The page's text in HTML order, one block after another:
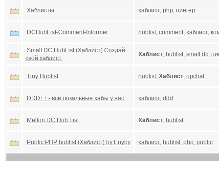
Хаблисты хаблист, php, пингер
DCHubList-Comment-Informer hublist, comment, хаблист,
Small DC HubList (Хаблист) Создай
свой хаблист.
Хаблист, hublist, small dc,
Tiny Hublist hublist, Хаблист, opchat
DDD++ - все локальные хабы у нас хаблист, ddd
Mellon DC Hub List Хаблист, hublist
Public PHP hublist (Хаблист) by Enyby хаблист, hublist, php, public